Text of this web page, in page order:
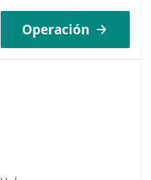
Operación